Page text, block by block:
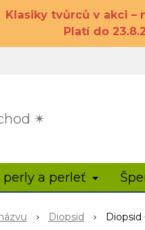
Klasiky tvůrců v akci –
Platí do
✴
perly a perleť
Diopsid Diopsid